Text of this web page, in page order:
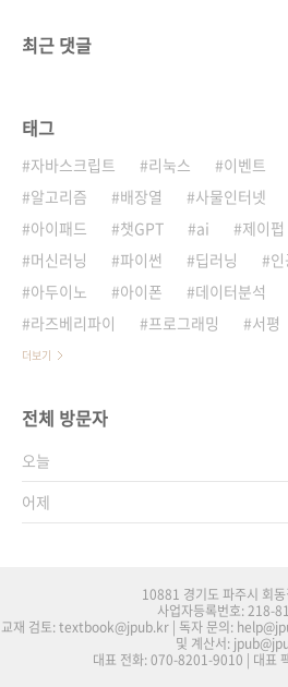
최근 댓글
태그
자바스크립트 리눅스 이벤트
알고리즘
배장열 사물인터넷
아이패드
챗GPT ai 제이펍
머신러닝
파이썬 딥러닝
아두이노
아이폰 데이터분석
라즈베리파이
프로그래밍 서평
더보기
전체 방문자
오늘
어제
10881 경기도 파주시 회
사업자등록번호: 218-
교재 검토: textbook@jpub.kr | 독자 문의:
및 계산서:
대표 전화: 070-8201-9010 | 대표